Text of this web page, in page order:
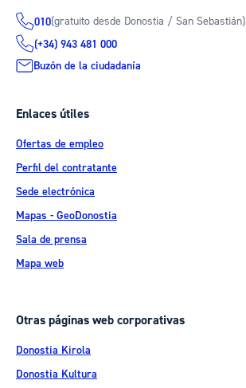
010(gratuito desde Donostia / San Sebastián)
(+34) 943 481 000
Buzón de la ciudadanía
Enlaces útiles
Ofertas de empleo
Perfil del contratante
Sede electrónica
Mapas - GeoDonostia
Sala de prensa
Mapa web
Otras páginas web corporativas
Donostia Kirola
Donostia Kultura